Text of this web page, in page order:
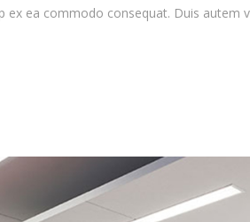
ea commodo consequat. Duis autem